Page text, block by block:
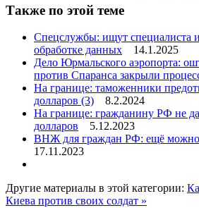
Также по этой теме
Спецслужбы: ищут специалиста
обработке данных
14.1.2025
Дело Юрмальского аэропорта:
против Спаранса закрыли
На границе: таможенники
долларов (3)
8.2.2024
На границе: гражданину РФ не
долларов
5.12.2023
ВНЖ для граждан РФ: ещё можно
17.11.2023
Другие материалы в этой категории:
Киева против своих солдат »